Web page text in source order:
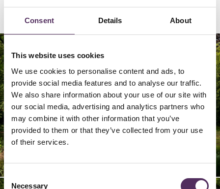
Consent Details About
This website uses cookies
We use cookies to personalise content and ads, to
provide social media features and to analyse our traffic.
We also share information about your use of our site with
our social media, advertising and analytics partners who
may combine it with other information that you’ve
provided to them or that they’ve collected from your use
of their services.
Consent
Necessary
01/ 71
02/ 71
03/ 71
04/ 71
05/ 71
06/ 71
07/ 71
08/ 71
09/ 71
10/ 71
11/71
12/ 71
13/ 71
14/ 71
15/ 71
16/ 71
17/ 71
18/ 71
19/ 71
20/ 71
21/ 71
22/ 71
23/ 71
24/ 71
25/ 71
26/ 71
27/ 71
28/ 71
29/ 71
30/ 71
31/ 71
32/ 71
33/ 71
34/ 71
35/ 71
36/ 71
37/ 71
38/ 71
39/ 71
40/ 71
41/ 71
42/ 71
43/ 71
44/ 71
45/ 71
46/ 71
47/ 71
48/ 71
49/ 71
50/ 71
51/ 71
52/ 71
53/ 71
54/ 71
55/ 71
56/ 71
57/ 71
58/ 71
59/ 71
60/ 71
61/ 71
62/ 71
63/ 71
64/ 71
65/ 71
66/ 71
67/ 71
68/ 71
69/ 71
70/ 71
71/ 71